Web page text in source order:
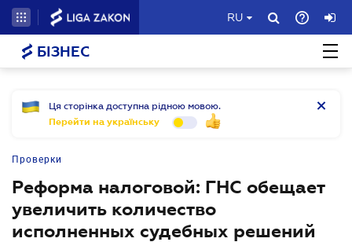
RU
БІЗНЕС
Ця сторінка доступна рідною мовою.
Перейти на українську
Проверки
Реформа налоговой: ГНС обещает
увеличить количество
исполненных судебных решений